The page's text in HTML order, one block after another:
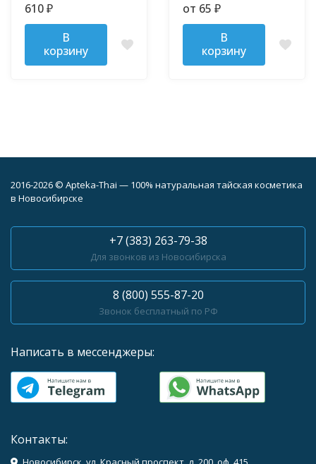
610 ₽
В
корзину
от 65 ₽
В
корзину
2016-2026 © Apteka-Thai — 100% натуральная тайская косметика
в Новосибирске
+7 (383) 263-79-38
Для звонков из Новосибирска
8 (800) 555-87-20
Звонок бесплатный по РФ
Написать в мессенджеры:
Контакты: